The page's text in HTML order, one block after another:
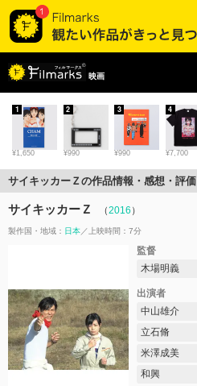
映画
¥1,650
1
¥990
2
¥990
3
¥7,700
4
サイキッカーＺの作品情報・感想・評価
サイキッカーＺ （2016 ）
製作国・地域： 日本 上映時間：7分
監督
木場明義
出演者
中山雄介
立石脩
米澤成美
和興